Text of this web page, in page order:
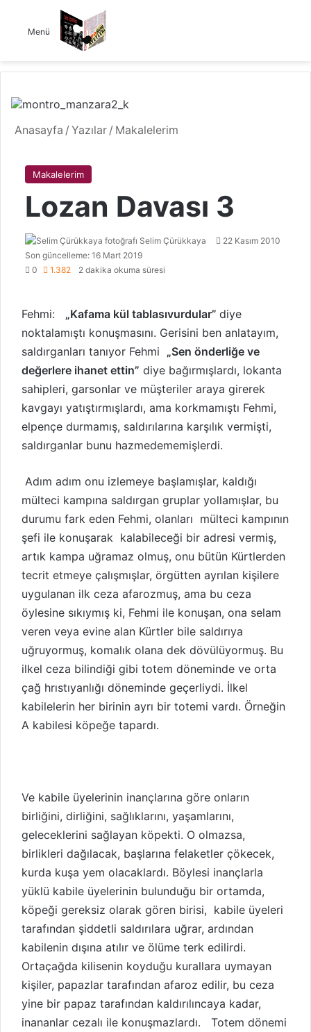
Menü
Anasayfa / Yazılar / Makalelerim
Makalelerim
Lozan Davası 3
Selim Çürükkaya
w
o
X
p
o
t
a
g
n
d
e
e
k
22 Kasım 2010
Son güncelleme: 16 Mart 2019
0
1.382 2 dakika okuma süresi
Fehmi: „Kafama kül tablasıvurdular” diye
noktalamıştı konuşmasını. Gerisini ben anlatayım,
saldırganları tanıyor Fehmi „Sen önderliğe ve
değerlere ihanet ettin” diye bağırmışlardı, lokanta
sahipleri, garsonlar ve müşteriler araya girerek
kavgayı yatıştırmışlardı, ama korkmamıştı Fehmi,
elpençe durmamış, saldırılarına karşılık vermişti,
saldırganlar bunu hazmedememişlerdi.
Adım adım onu izlemeye başlamışlar, kaldığı
mülteci kampına saldırgan gruplar yollamışlar, bu
durumu fark eden Fehmi, olanları mülteci kampının
şefi ile konuşarak kalabileceği bir adresi vermiş,
artık kampa uğramaz olmuş, onu bütün Kürtlerden
tecrit etmeye çalışmışlar, örgütten ayrılan kişilere
uygulanan ilk ceza afarozmuş, ama bu ceza
öylesine sıkıymış ki, Fehmi ile konuşan, ona selam
veren veya evine alan Kürtler bile saldırıya
uğruyormuş, komalık olana dek dövülüyormuş. Bu
ilkel ceza bilindiği gibi totem döneminde ve orta
çağ hrıstıyanlığı döneminde geçerliydi. İlkel
kabilelerin her birinin ayrı bir totemi vardı. Örneğin
A kabilesi köpeğe tapardı.
Ve kabile üyelerinin inançlarına göre onların
birliğini, dirliğini, sağlıklarını, yaşamlarını,
geleceklerini sağlayan köpekti. O olmazsa,
birlikleri dağılacak, başlarına felaketler çökecek,
kurda kuşa yem olacaklardı. Böylesi inançlarla
yüklü kabile üyelerinin bulunduğu bir ortamda,
köpeği gereksiz olarak gören birisi, kabile üyeleri
tarafından şiddetli saldırılara uğrar, ardından
kabilenin dışına atılır ve ölüme terk edilirdi.
Ortaçağda kilisenin koyduğu kurallara uymayan
kişiler, papazlar tarafından afaroz edilir, bu ceza
yine bir papaz tarafından kaldırılıncaya kadar,
inananlar cezalı ile konuşmazlardı. Totem dönemi